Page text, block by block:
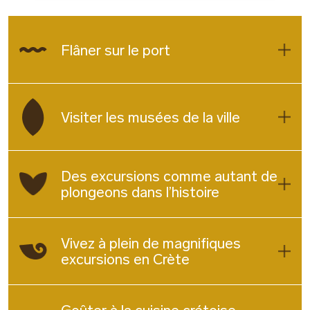
Flâner sur le port
Visiter les musées de la ville
Des excursions comme autant de
plongeons dans l’histoire
Vivez à plein de magnifiques
excursions en Crète